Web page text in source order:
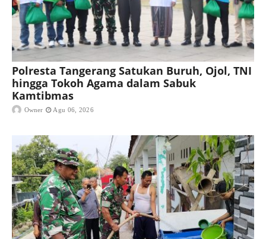
Polresta Tangerang Satukan Buruh, Ojol, TNI
hingga Tokoh Agama dalam Sabuk
Kamtibmas
Owner Agu 06, 2026